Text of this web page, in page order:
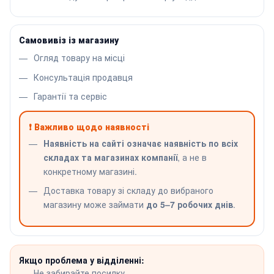
Самовивіз із магазину
Огляд товару на місці
Консультація продавця
Гарантії та сервіс
❗ Важливо щодо наявності
Наявність на сайті означає наявність по всіх
складах та магазинах компанії, а не в
конкретному магазині.
Доставка товару зі складу до вибраного
магазину може займати до 5–7 робочих днів.
Якщо проблема у відділенні: